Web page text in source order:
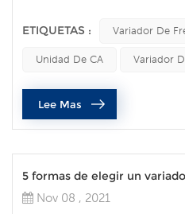
vfds las tendencias del
identificadas, la seguridad, la
flexibilidad del diseño son
ETIQUETAS : Variador De
Unidad De CA Variador
Lee Mas
5 formas de elegir un
Nov 08 , 2021